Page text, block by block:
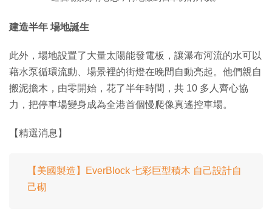
建造半年 場地誕生
此外，場地設置了大量太陽能發電板，讓瀑布河流的水可以
藉水泵循環流動、場景裡的街燈在晚間自動亮起。他們親自
搬泥擔木，由零開始，花了半年時間，共 10 多人齊心協
力，把停車場變身成為全港首個慢爬像真遙控車場。
【精選消息】
【美國製造】EverBlock 七彩巨型積木 自己設計自
己砌